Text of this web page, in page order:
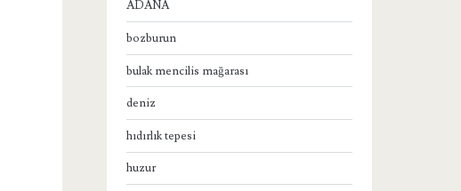
ADANA
bozburun
bulak mencilis mağarası
deniz
hıdırlık tepesi
huzur